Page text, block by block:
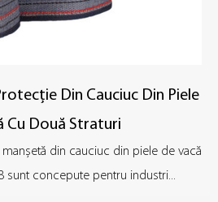
Din Cauciuc Din Piele
Cu Două Straturi
din cauciuc din piele de vacă
sunt concepute pentru industri...